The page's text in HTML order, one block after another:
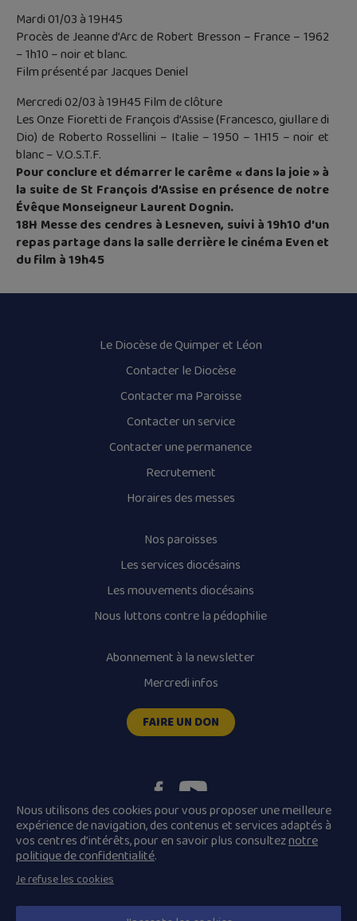
Mardi 01/03 à 19H45
Procès de Jeanne d’Arc de Robert Bresson – France – 1962
– 1h10 – noir et blanc.
Film présenté par Jacques Deniel
Mercredi 02/03 à 19H45 Film de clôture
Les Onze Fioretti de François d’Assise (Francesco, giullare di
Dio) de Roberto Rossellini – Italie – 1950 – 1H15 – noir et
blanc – V.O.S.T.F.
Pour conclure et démarrer le carême « dans la joie » à
la suite de St François d’Assise en présence de notre
Évêque Monseigneur Laurent Dognin.
18H Messe des cendres à Lesneven, suivi à 19h10 d’un
repas partage dans la salle derrière le cinéma Even et
du film à 19h45
Le Diocèse de Quimper et Léon
Contacter le Diocèse
Contacter ma Paroisse
Contacter un service
Contacter une permanence
Recrutement
Horaires des messes
Nos paroisses
Les services diocésains
Les mouvements diocésains
Nous luttons contre la pédophilie
Abonnement à la newsletter
Mercredi infos
FAIRE UN DON
Plan du site
Mentions légales
Conditions Générales de Vente
Nous utilisons des cookies pour vous proposer une meilleure
expérience de navigation, des contenus et services adaptés à
vos centres d’intérêts, pour en savoir plus consulteznotre
politique de confidentialité.
Je refuse les cookies